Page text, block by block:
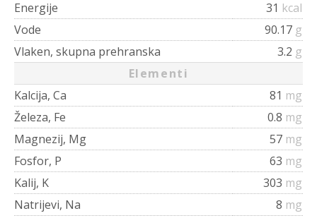
Energije 31 kcal
Vode
90.17 g
Vlaken, skupna prehranska
3.2 g
Elementi
Kalcija, Ca
81 mg
Železa, Fe
0.8 mg
Magnezij, Mg
57 mg
Fosfor, P
63 mg
Kalij, K
303 mg
Natrijevi, Na
8 mg